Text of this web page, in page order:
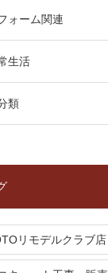
ォーム関連
生活
類
リモデルクラブ店